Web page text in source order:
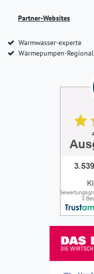
Partner-Websites
Warmwasser-experte
Wärmepumpen-Regional